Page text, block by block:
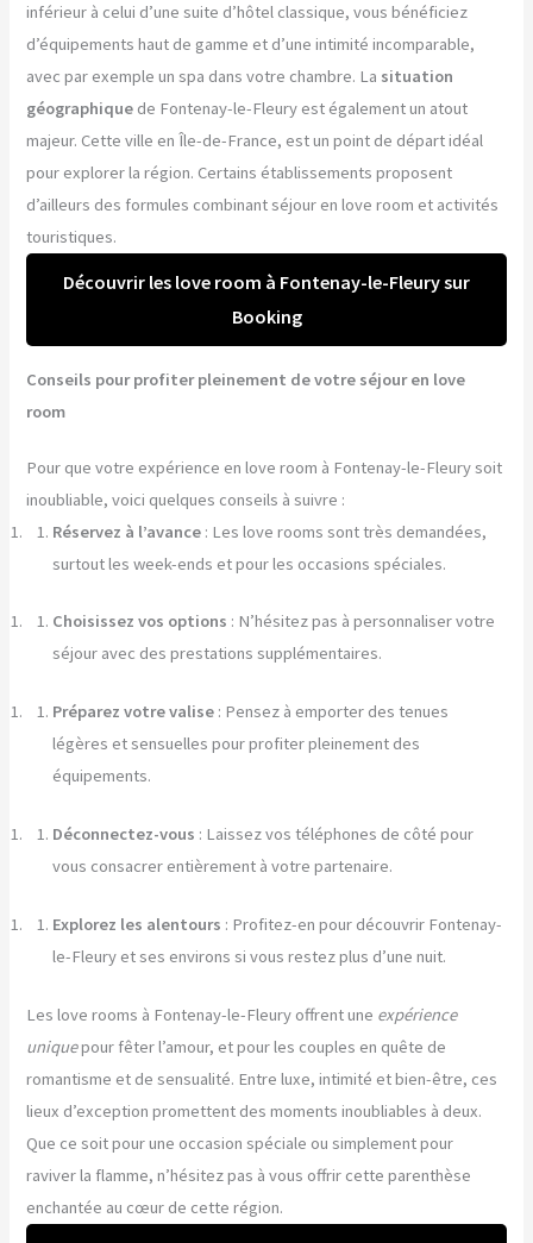
inférieur à celui d’une suite d’hôtel classique, vous bénéficiez
d’équipements haut de gamme et d’une intimité incomparable,
avec par exemple un spa dans votre chambre. La situation
géographique de Fontenay-le-Fleury est également un atout
majeur. Cette ville en Île-de-France, est un point de départ idéal
pour explorer la région. Certains établissements proposent
d’ailleurs des formules combinant séjour en love room et activités
touristiques.
Découvrir les love room à Fontenay-le-Fleury sur
Booking
Conseils pour profiter pleinement de votre séjour en love
room
Pour que votre expérience en love room à Fontenay-le-Fleury soit
inoubliable, voici quelques conseils à suivre :
Réservez à l’avance : Les love rooms sont très demandées,
surtout les week-ends et pour les occasions spéciales.
Choisissez vos options : N’hésitez pas à personnaliser votre
séjour avec des prestations supplémentaires.
Préparez votre valise : Pensez à emporter des tenues
légères et sensuelles pour profiter pleinement des
équipements.
Déconnectez-vous : Laissez vos téléphones de côté pour
vous consacrer entièrement à votre partenaire.
Explorez les alentours : Profitez-en pour découvrir Fontenay-
le-Fleury et ses environs si vous restez plus d’une nuit.
Les love rooms à Fontenay-le-Fleury offrent une expérience
uniquepour fêter l’amour, et pour les couples en quête de
romantisme et de sensualité. Entre luxe, intimité et bien-être, ces
lieux d’exception promettent des moments inoubliables à deux.
Que ce soit pour une occasion spéciale ou simplement pour
raviver la flamme, n’hésitez pas à vous offrir cette parenthèse
enchantée au cœur de cette région.